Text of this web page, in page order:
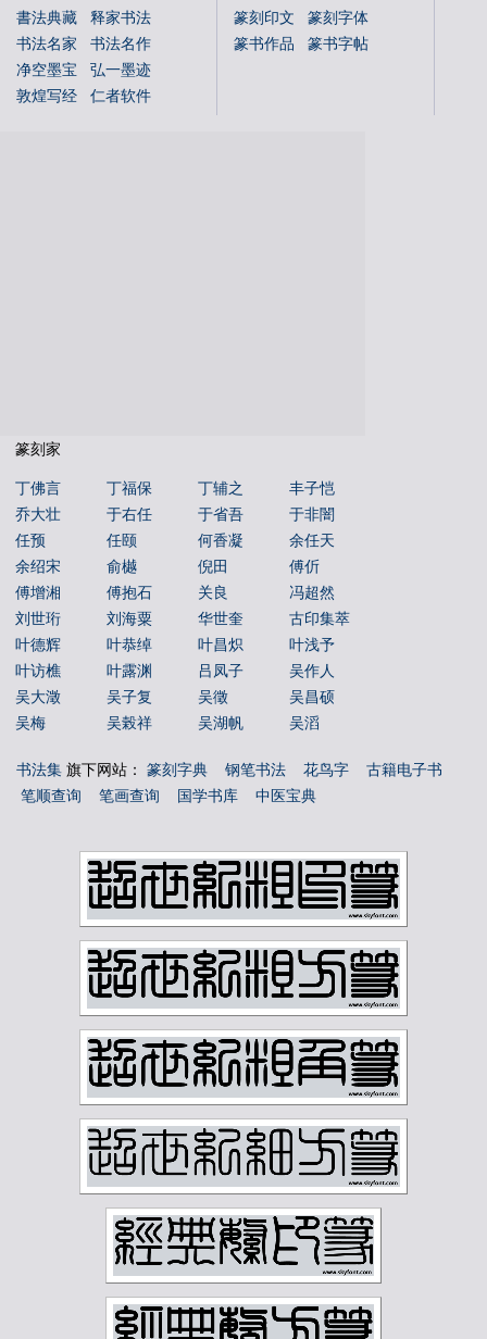
書法典藏
释家书法
书法名家
书法名作
净空墨宝
弘一墨迹
敦煌写经
仁者软件
篆刻印文
篆刻字体
篆书作品
篆书字帖
篆刻家
丁佛言 丁福保 丁辅之
丰子恺
乔大壮
于右任 于省吾
于非闇
任预
任颐 何香凝
余任天
余绍宋
俞樾 倪田
傅伒
傅增湘
傅抱石 关良
冯超然
刘世珩
刘海粟 华世奎
古印集萃
叶德辉
叶恭绰 叶昌炽
叶浅予
叶访樵
叶露渊 吕凤子
吴作人
吴大澂
吴子复 吴徵
吴昌硕
吴梅
吴榖祥 吴湖帆
吴滔
吴镜汀
周叔弢 周昌榖
周铁衡
唐云
唐醉石 商承祚
姚华
寇遐 寿石工
居廉
庞元济 康有为
康殷
张书旂 张伯英
张伯驹
张大千 张大壮
张宗祥
徐三庚 徐世昌
徐悲鸿
徐燕孙 徐生翁
方介堪
易孺 曾熙
朱复戡
李叔同 李可染
李瑞清
李苦禅 李葆恂
来楚生
林散之 林纾
林风眠
汪鸣銮 沈尹默
沈曾植
沙孟海 河海霞
溥儒
潘天寿 王世镗
王个簃
王懿荣 王梦白
王森然
王蘧常 王遐举
王震
石鲁 祁崑
祝嘉
秦咢生 程璋
章士钊
童雪鸿 端方
反字字典
书法集 旗下网站： 篆刻字典 钢笔书法 花鸟字
古籍电子书
笔顺查询
笔画查询 国学书库 中医宝典